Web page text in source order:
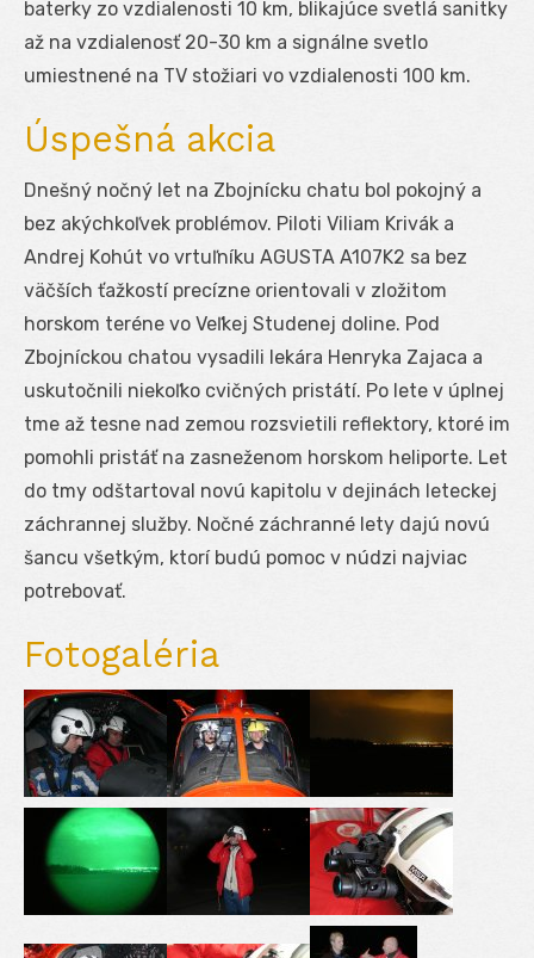
baterky zo vzdialenosti 10 km, blikajúce svetlá sanitky
až na vzdialenosť 20-30 km a signálne svetlo
umiestnené na TV stožiari vo vzdialenosti 100 km.
Úspešná akcia
Dnešný nočný let na Zbojnícku chatu bol pokojný a
bez akýchkoľvek problémov. Piloti Viliam Krivák a
Andrej Kohút vo vrtuľníku AGUSTA A107K2 sa bez
väčších ťažkostí precízne orientovali v zložitom
horskom teréne vo Veľkej Studenej doline. Pod
Zbojníckou chatou vysadili lekára Henryka Zajaca a
uskutočnili niekoľko cvičných pristátí. Po lete v úplnej
tme až tesne nad zemou rozsvietili reflektory, ktoré im
pomohli pristáť na zasneženom horskom heliporte. Let
do tmy odštartoval novú kapitolu v dejinách leteckej
záchrannej služby. Nočné záchranné lety dajú novú
šancu všetkým, ktorí budú pomoc v núdzi najviac
potrebovať.
Fotogaléria